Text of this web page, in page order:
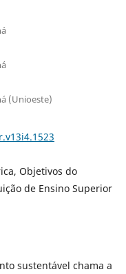
(Unioeste)
Objetivos do
de Ensino Superior
sustentável chama a